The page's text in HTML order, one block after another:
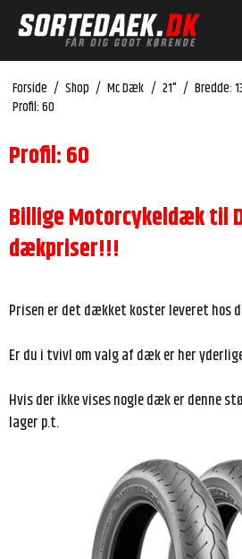
Forside / Shop / Mc Dæk / 21" / Bredde:
Profil: 60
Profil: 60
Billige Motorcykeldæk til
dækpriser!!!
Prisen er det dækket koster leveret hos
Er du i tvivl om valg af dæk er her
Hvis der ikke vises nogle dæk er denne
lager p.t.